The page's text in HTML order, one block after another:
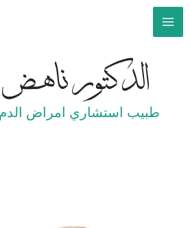
تخطي
MAIN
MENU
الدكتور ناهض
طبيب استشاري امراض